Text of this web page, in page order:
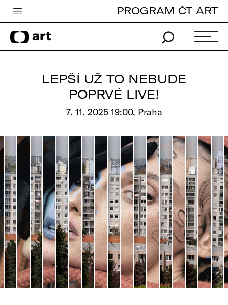
Česká televize
Zpravodajství
Vše o ČT
PROGRAM ČT ART
LEPŠÍ UŽ TO NEBUDE
POPRVÉ LIVE!
7. 11. 2025 19:00, Praha